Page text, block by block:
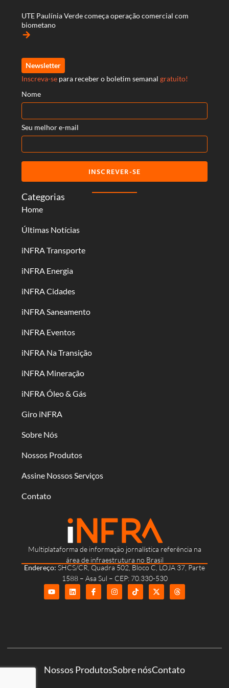
Multiplataforma de informação jornalística referência na
área de infraestrutura no Brasil
Endereço: SHCS/CR, Quadra 502, Bloco C, LOJA 37, Parte
1588 – Asa Sul – CEP: 70.330-530
Categorias
Home
Últimas Notícias
iNFRA Transporte
iNFRA Energia
iNFRA Cidades
iNFRA Saneamento
iNFRA Eventos
iNFRA Na Transição
iNFRA Mineração
iNFRA Óleo & Gás
Giro iNFRA
Sobre Nós
Nossos Produtos
Assine Nossos Serviços
Contato
UTE Paulínia Verde começa operação comercial com
biometano
arrow_forward
Newsletter
Inscreva-se para receber o boletim semanal gratuito!
Nome
Seu melhor e-mail
INSCREVER-SE
Nossos ProdutosSobre nósContato